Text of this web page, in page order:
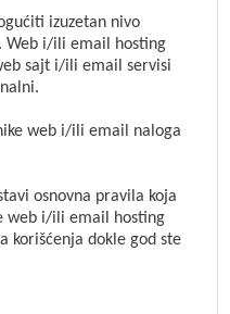
izuzetan nivo
Web i/ili email hosting
sajt i/ili email servisi
web i/ili email naloga
osnovna pravila koja
web i/ili email hosting
korišćenja dokle god ste